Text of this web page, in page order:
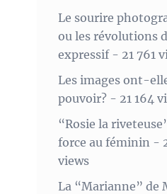
Le sourire
ou les révolutions
expressif- 21 761
Les images ont-
pouvoir?- 21 164
“Rosie la
force au féminin -
views
La “Marianne” de